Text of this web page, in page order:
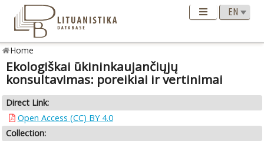
Home
Ekologiškai ūkininkaujančiųjų
konsultavimas: poreikiai ir vertinimai
Direct Link:
Open Access (CC) BY 4.0
Collection: